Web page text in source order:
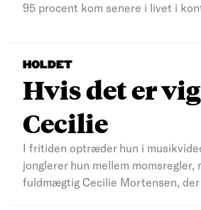
95 procent kom senere i livet i
HOLDET
Hvis det er
Cecilie
I fritiden optræder hun i
jonglerer hun mellem
fuldmægtig Cecilie Mortensen, der